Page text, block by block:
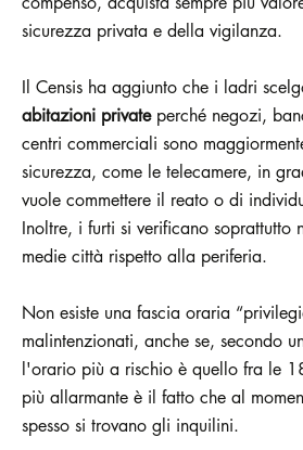
sicurezza privata e della vigilanza.
Il Censis ha aggiunto che i ladri
abitazioni privateperché negozi,
centri commerciali sono
sicurezza, come le telecamere, in
vuole commettere il reato o di
Inoltre, i furti si verificano soprattutto
medie città rispetto alla periferia.
Non esiste una fascia oraria
malintenzionati, anche se, secondo
l'orario più a rischio è quello fra le
più allarmante è il fatto che al
spesso si trovano gli inquilini.